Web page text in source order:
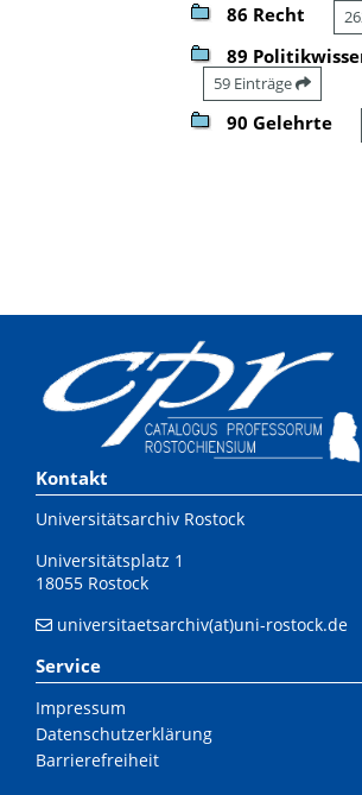
86 Recht
89
59 Einträge
90 Gelehrte
Kontakt
Universitätsarchiv Rostock
Universitätsplatz 1
18055 Rostock
universitaetsarchiv(at)uni-rostock.de
Service
Impressum
Datenschutzerklärung
Barrierefreiheit